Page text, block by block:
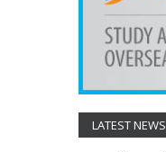
ARTS & LITERATURE
LATEST NEWS